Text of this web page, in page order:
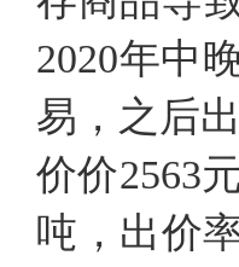
2020年中
易，之后
价价2563
吨，出价